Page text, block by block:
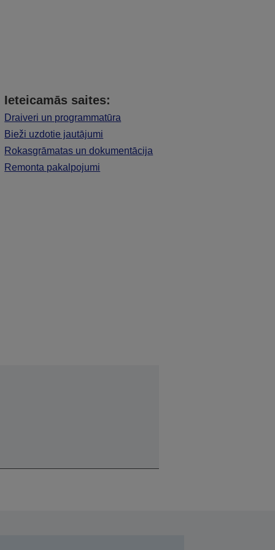
Ieteicamās saites:
Draiveri un programmatūra
Bieži uzdotie jautājumi
Rokasgrāmatas un dokumentācija
Remonta pakalpojumi